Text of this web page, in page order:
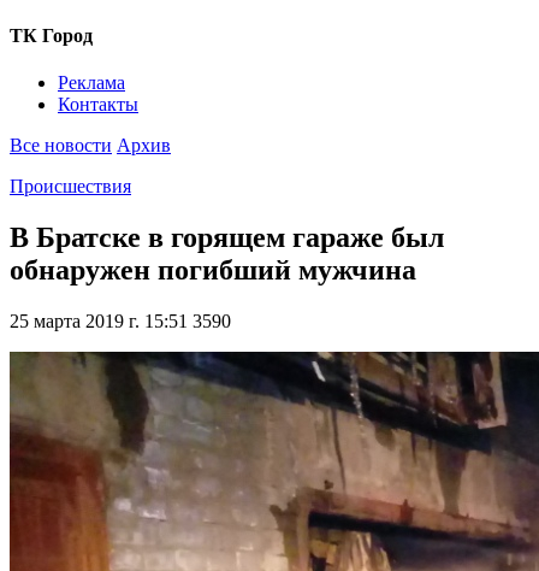
ТК Город
Реклама
Контакты
Все новости Архив
Происшествия
В Братске в горящем гараже был
обнаружен погибший мужчина
25 марта 2019 г. 15:51 3590